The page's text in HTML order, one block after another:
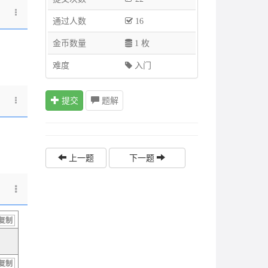
制
制
通过人数 16
金币数量 1 枚
难度 入门
提交 题解
上一题 下一题